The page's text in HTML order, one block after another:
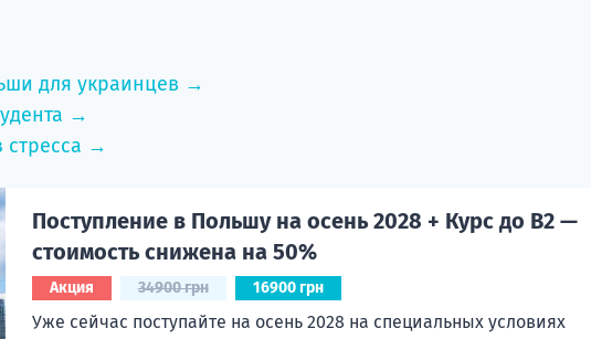
для украинцев →
→
стресса →
Поступление в Польшу на осень 2028 + Курс до B2 —
стоимость снижена на 50%
Акция 34900 грн 16900 грн
Уже сейчас поступайте на осень 2028 на специальных условиях